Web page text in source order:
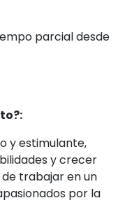
parcial desde
y estimulante,
y crecer
trabajar en un
por la